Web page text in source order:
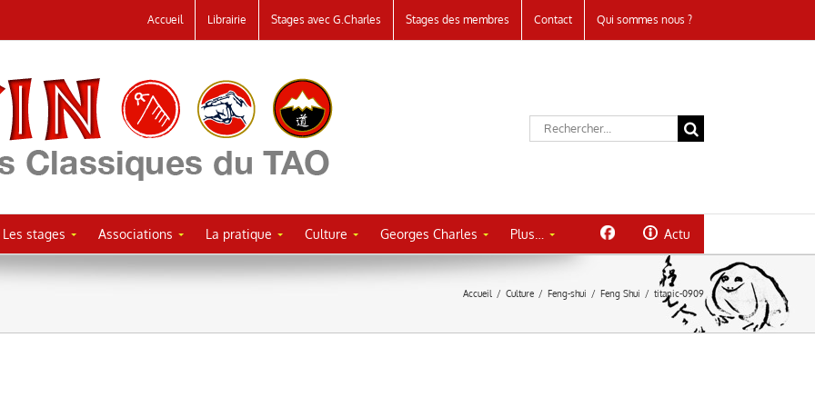
Accueil Librairie Stages avec G.Charles Stages des membres Contact Qui sommes nous ?
Rechercher:
Les stages Associations La pratique Culture Georges Charles Plus… Actu
Accueil / Culture / Feng-shui / Feng Shui / titanic-0909